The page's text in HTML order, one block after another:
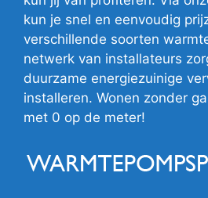
kun je snel en eenvoudig
verschillende soorten
netwerk van installateurs
duurzame energiezuinige
installeren. Wonen zonder
met 0 op de meter!